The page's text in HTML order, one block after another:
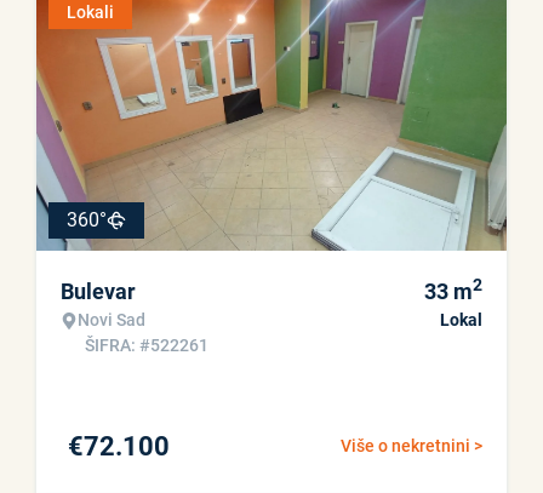
Lokali
360°
Bulevar
Novi Sad
ŠIFRA: #522261
33 m2
Lokal
Više o nekretnini >
€72.100